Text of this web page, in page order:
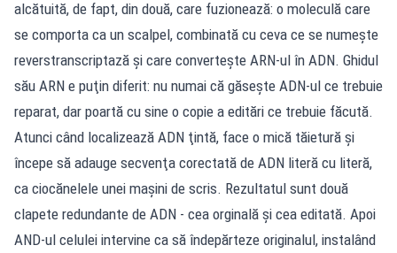
alcătuită, de fapt, din două, care fuzionează: o moleculă care
se comporta ca un scalpel, combinată cu ceva ce se numeşte
reverstranscriptază şi care converteşte ARN-ul în ADN. Ghidul
său ARN e puţin diferit: nu numai că găseşte ADN-ul ce trebuie
reparat, dar poartă cu sine o copie a editări ce trebuie făcută.
Atunci când localizează ADN ţintă, face o mică tăietură şi
începe să adauge secvenţa corectată de ADN literă cu literă,
ca ciocănelele unei maşini de scris. Rezultatul sunt două
clapete redundante de ADN - cea orginală şi cea editată. Apoi
AND-ul celulei intervine ca să îndepărteze originalul, instalând